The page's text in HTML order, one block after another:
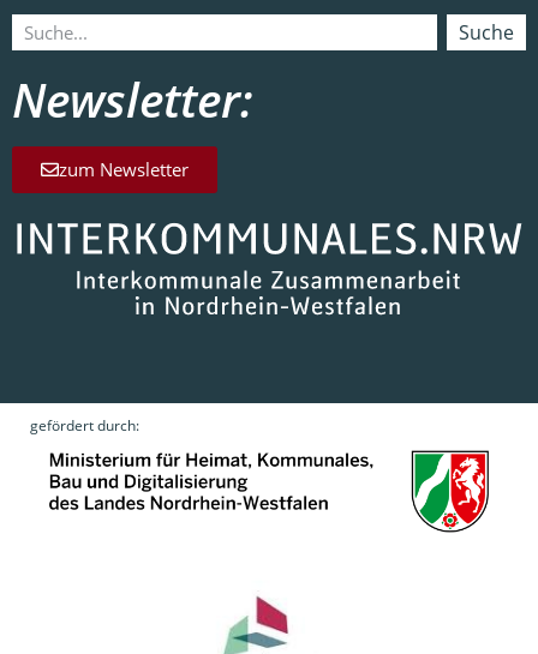
Suche
Newsletter:
zum Newsletter
gefördert durch: